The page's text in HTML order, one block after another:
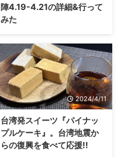
陣4.19-4.21の詳細&行って
みた
2024/4/11
台湾発スイーツ『パイナッ
プルケーキ』。台湾地震か
らの復興を食べて応援!!